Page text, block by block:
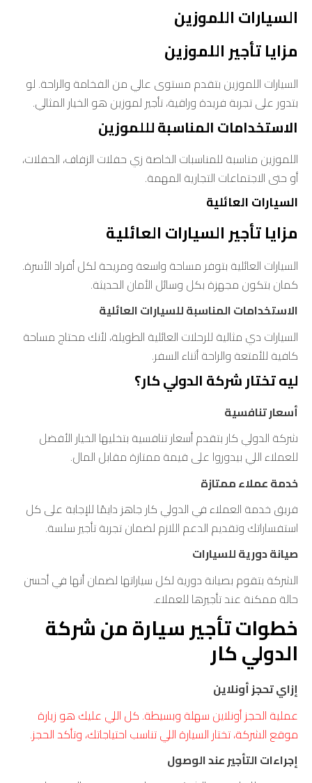
السيارات اللموزين
مزايا تأجير اللموزين
السيارات اللموزين بتقدم مستوى عالي من الفخامة والراحة. لو
بتدور على تجربة فريدة وراقية، تأجير لموزين هو الخيار المثالي.
الاستخدامات المناسبة لللموزين
اللموزين مناسبة للمناسبات الخاصة زي حفلات الزفاف، الحفلات،
أو حتى الاجتماعات التجارية المهمة.
السيارات العائلية
مزايا تأجير السيارات العائلية
السيارات العائلية بتوفر مساحة واسعة ومريحة لكل أفراد الأسرة.
كمان بتكون مجهزة بكل وسائل الأمان الحديثة.
الاستخدامات المناسبة للسيارات العائلية
السيارات دي مثالية للرحلات العائلية الطويلة، لأنك محتاج مساحة
كافية للأمتعة والراحة أثناء السفر.
ليه تختار شركة الدولي كار؟
أسعار تنافسية
شركة الدولي كار بتقدم أسعار تنافسية بتخليها الخيار الأفضل
للعملاء اللي بيدوروا على قيمة ممتازة مقابل المال.
خدمة عملاء ممتازة
فريق خدمة العملاء في الدولي كار جاهز دايمًا للإجابة على كل
استفساراتك وتقديم الدعم اللازم لضمان تجربة تأجير سلسة.
صيانة دورية للسيارات
الشركة بتقوم بصيانة دورية لكل سياراتها لضمان أنها في أحسن
حالة ممكنة عند تأجيرها للعملاء.
خطوات تأجير سيارة من شركة
الدولي كار
إزاي تحجز أونلاين
عملية الحجز أونلاين سهلة وبسيطة. كل اللي عليك هو زيارة
موقع الشركة، تختار السيارة اللي تناسب احتياجاتك، وتأكد الحجز.
إجراءات التأجير عند الوصول